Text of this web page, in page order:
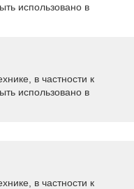
использовано в
в частности к
использовано в
в частности к